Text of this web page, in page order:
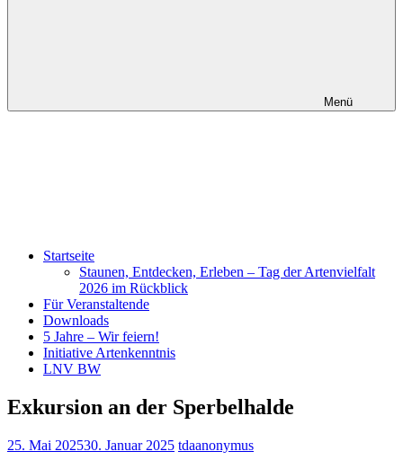
Menü
Startseite
Staunen, Entdecken, Erleben – Tag der Artenvielfalt
2026 im Rückblick
Für Veranstaltende
Downloads
5 Jahre – Wir feiern!
Initiative Artenkenntnis
LNV BW
Exkursion an der Sperbelhalde
25. Mai 202530. Januar 2025 tdaanonymus